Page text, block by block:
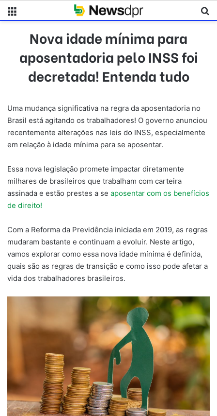
Nova idade mínima para
aposentadoria pelo INSS foi
decretada! Entenda tudo
Uma mudança significativa na regra da aposentadoria no
Brasil está agitando os trabalhadores! O governo anunciou
recentemente alterações nas leis do INSS, especialmente
em relação à idade mínima para se aposentar.
Essa nova legislação promete impactar diretamente
milhares de brasileiros que trabalham com carteira
assinada e estão prestes a se aposentar com os benefícios
de direito!
Com a Reforma da Previdência iniciada em 2019, as regras
mudaram bastante e continuam a evoluir. Neste artigo,
vamos explorar como essa nova idade mínima é definida,
quais são as regras de transição e como isso pode afetar a
vida dos trabalhadores brasileiros.